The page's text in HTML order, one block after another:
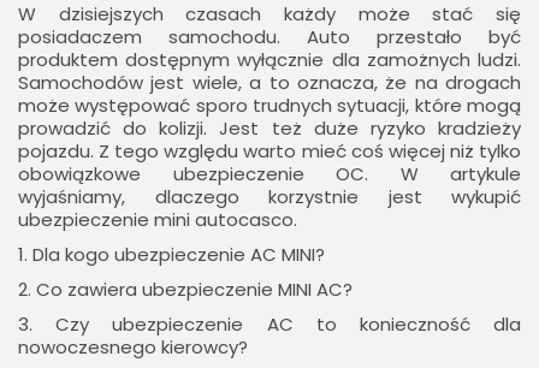
W dzisiejszych czasach każdy może stać się
posiadaczem samochodu. Auto przestało być
produktem dostępnym wyłącznie dla zamożnych ludzi.
Samochodów jest wiele, a to oznacza, że na drogach
może występować sporo trudnych sytuacji, które mogą
prowadzić do kolizji. Jest też duże ryzyko kradzieży
pojazdu. Z tego względu warto mieć coś więcej niż tylko
obowiązkowe ubezpieczenie OC. W artykule
wyjaśniamy, dlaczego korzystnie jest wykupić
ubezpieczenie mini autocasco.
1. Dla kogo ubezpieczenie AC MINI?
2. Co zawiera ubezpieczenie MINI AC?
3. Czy ubezpieczenie AC to konieczność dla
nowoczesnego kierowcy?